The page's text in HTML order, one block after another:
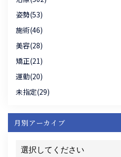
姿勢(53)
施術(46)
美容(28)
矯正(21)
運動(20)
未指定(29)
月別アーカイブ